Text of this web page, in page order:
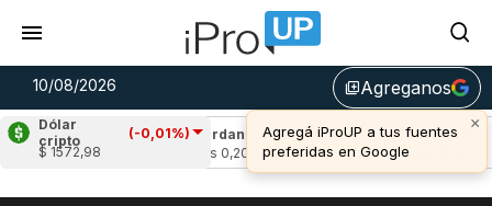
10/08/2026 library_addAgreganos
×
Agregá iProUP a tus fuentes
preferidas en Google
Dólar
cripto
(-0,01%)
$ 1572,98
Cardano (-0,96%)
u$s 0,20
Avalanche
u$s 6,53